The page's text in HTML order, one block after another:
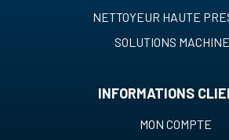
NETTOYEUR HAUTE
SOLUTIONS
INFORMATIONS
MON COMPTE